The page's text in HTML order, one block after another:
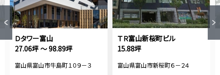
Ｄタワー富山
27.06坪 ～ 98.89坪
富山県富山市牛島町１０９－３
ＴＲ富山新桜町ビル
15.88坪
富山県富山市新桜町６－２４